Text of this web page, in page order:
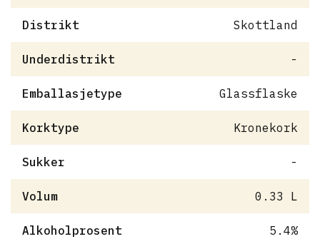
Distrikt Skottland
Underdistrikt -
Emballasjetype Glassflaske
Korktype Kronekork
Sukker -
Volum 0.33 L
Alkoholprosent 5.4%